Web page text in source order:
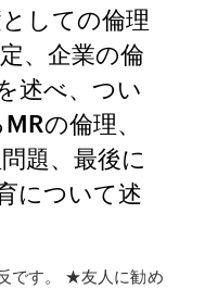
しての倫理
、企業の倫
述べ、つい
の倫理、
題、最後に
について述
です。 ★友人に勧め